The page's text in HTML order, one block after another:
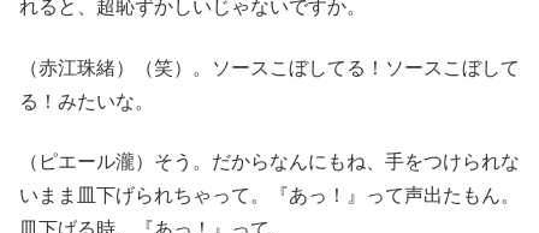
れると、超恥ずかしいじゃないですか。
（赤江珠緒）（笑）。ソースこぼしてる！ソースこぼして
る！みたいな。
（ピエール瀧）そう。だからなんにもね、手をつけられな
いまま皿下げられちゃって。『あっ！』って声出たもん。
皿下げる時。『あっ！』って。